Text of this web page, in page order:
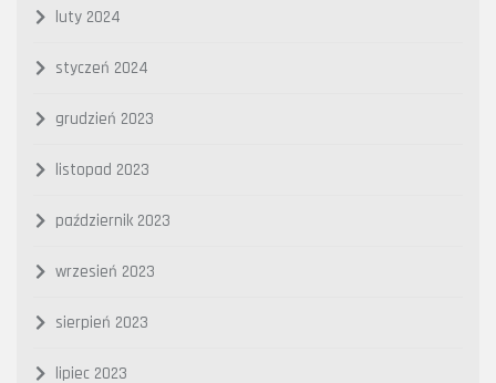
luty 2024
styczeń 2024
grudzień 2023
listopad 2023
październik 2023
wrzesień 2023
sierpień 2023
lipiec 2023